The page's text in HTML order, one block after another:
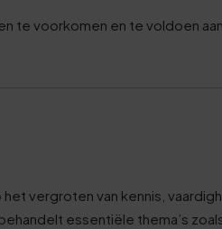
te voorkomen en te voldoen
vergroten van kennis,
essentiële thema’s